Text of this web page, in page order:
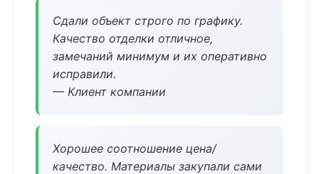
Сдали объект строго по графику.
Качество отделки отличное,
замечаний минимум и их оперативно
исправили.
— Клиент компании
Хорошее соотношение цена/
качество. Материалы закупали сами